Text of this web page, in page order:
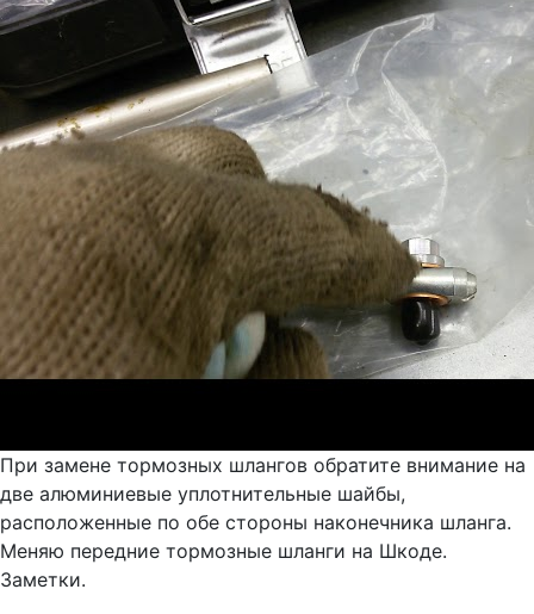
При замене тормозных шлангов обратите внимание на
две алюминиевые уплотнительные шайбы,
расположенные по обе стороны наконечника шланга.
Меняю передние тормозные шланги на Шкоде.
Заметки.